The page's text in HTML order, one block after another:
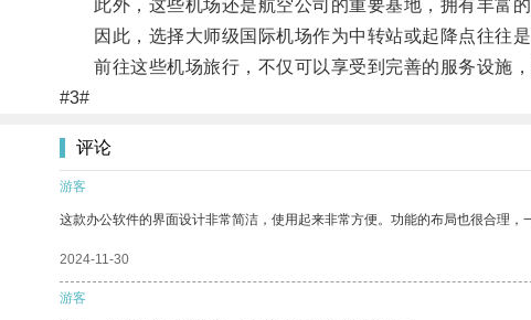
此外，这些机场还是航空公司的重要基地，拥有丰富的
因此，选择大师级国际机场作为中转站或起降点往往是
前往这些机场旅行，不仅可以享受到完善的服务设施，
#3#
评论
游客
这款办公软件的界面设计非常简洁，使用起来非常方便。功能的布局也很合理，
2024-11-30
游客